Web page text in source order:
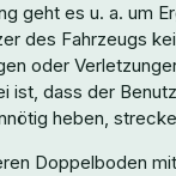
geht es u. a. um
des Fahrzeugs
oder
ist, dass der
heben,
Doppelboden